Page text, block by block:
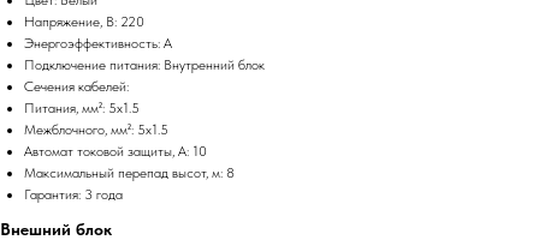
Напряжение, В: 220
Энергоэффективность: A
Подключение питания: Внутренний блок
Сечения кабелей:
Питания, мм²: 5x1.5
Межблочного, мм²: 5х1.5
Автомат токовой защиты, А: 10
Максимальный перепад высот, м: 8
Гарантия: 3 года
Внешний блок